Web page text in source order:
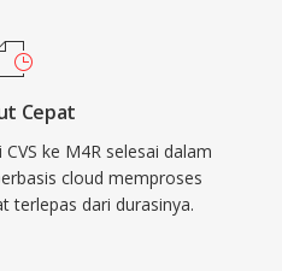
Cepat
ke M4R selesai dalam
cloud memproses
terlepas dari durasinya.